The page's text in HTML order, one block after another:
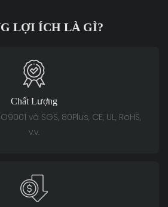
LỢI ÍCH LÀ GÌ?
Chất Lượng
và SGS, 80Plus, CE, UL, RoHS,
v.v.